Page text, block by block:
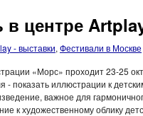
центре
- выставки, Фестивали в Москве
«Морс» проходит 23-25
показать иллюстрации к
важное для
к художественному облику